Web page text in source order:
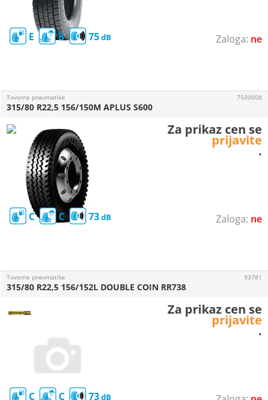
ne
E B 75
ne
Tovorne pnevmatike
C C 73
315/80 R22,5 156/150M APLUS S600
7500008
Za prikaz cen se
prijavite
.
Tovorne pnevmatike
C C 73
315/80 R22,5 156/152L DOUBLE COIN RR738
93781
Za prikaz cen se
prijavite
.